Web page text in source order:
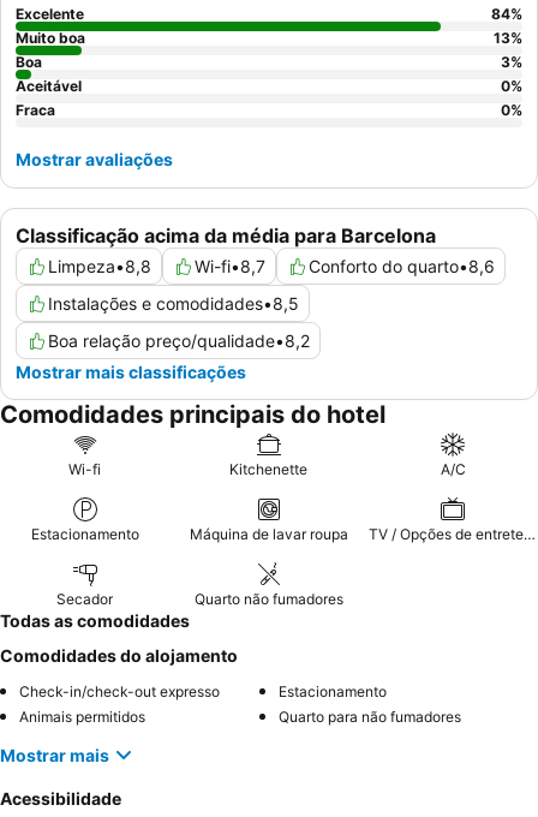
experiência mais tranquila, os hóspedes devem solicitar um
quarto virado para o jardim.
Classificação acima da média para Barcelona
Limpeza•8,8 Wi-fi•8,7 Conforto do quarto•8,6
Instalações e comodidades•8,5
Boa relação preço/qualidade•8,2
Mostrar mais classificações
Excelente 84%
Muito boa
13%
Boa
3%
Aceitável
0%
Fraca
0%
Mostrar avaliações
Comodidades principais do hotel
Wi-fi Kitchenette A/C
Estacionamento Máquina de lavar roupa TV / Opções de entretenimento
Secador Quarto não fumadores
Todas as comodidades
Comodidades do alojamento
Check-in/check-out expresso
Estacionamento
Animais permitidos
Quarto para não fumadores
Mostrar mais
Acessibilidade